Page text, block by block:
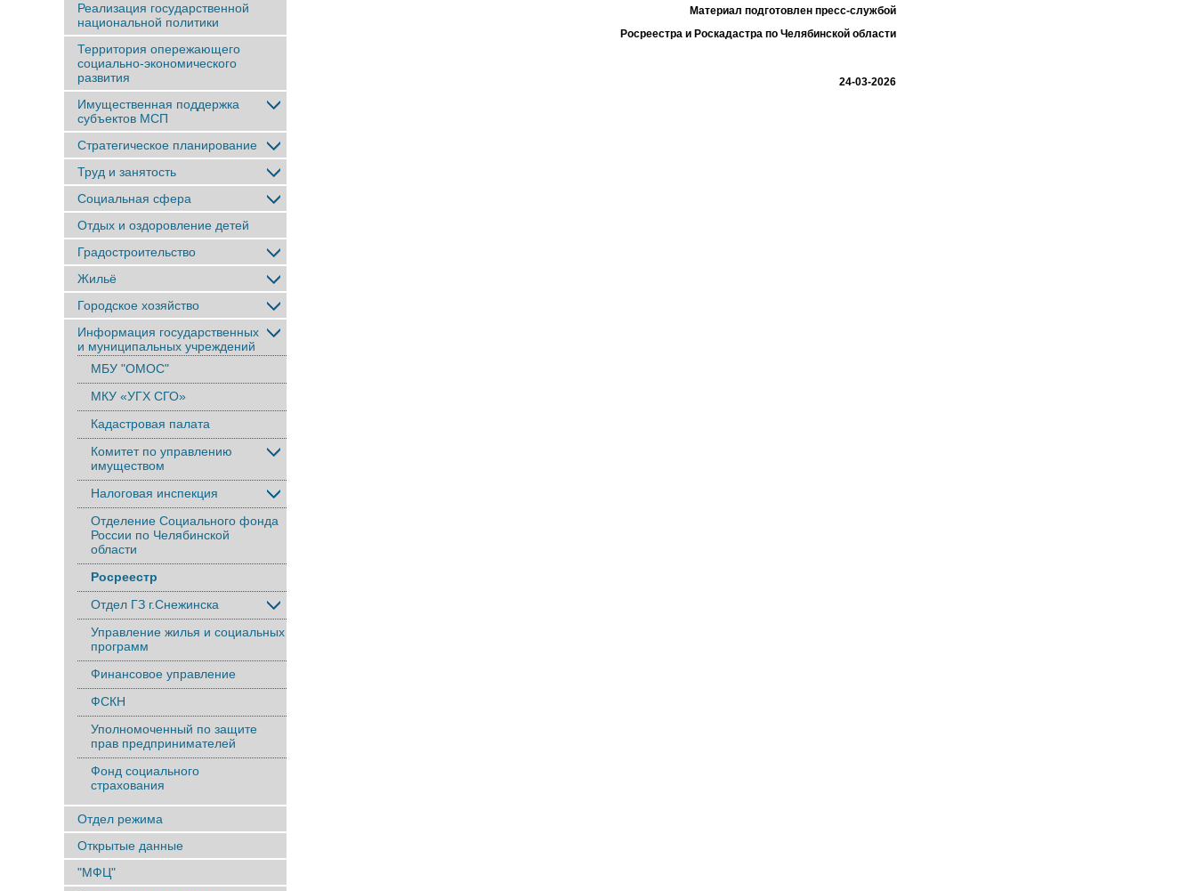
Реализация государственной
национальной политики
Территория опережающего
социально-экономического
развития
Имущественная поддержка
субъектов МСП
Стратегическое планирование
Труд и занятость
Социальная сфера
Отдых и оздоровление детей
Градостроительство
Жильё
Городское хозяйство
Информация государственных
и муниципальных учреждений
МБУ "ОМОС"
МКУ «УГХ СГО»
Кадастровая палата
Комитет по управлению
имуществом
Налоговая инспекция
Отделение Социального фонда
России по Челябинской
области
Росреестр
Отдел ГЗ г.Снежинска
Управление жилья и социальных
программ
Финансовое управление
ФСКН
Уполномоченный по защите
прав предпринимателей
Фонд социального
страхования
Отдел режима
Открытые данные
"МФЦ"
Материал подготовлен пресс-службой
Росреестра и Роскадастра по Челябинской области
24-03-2026